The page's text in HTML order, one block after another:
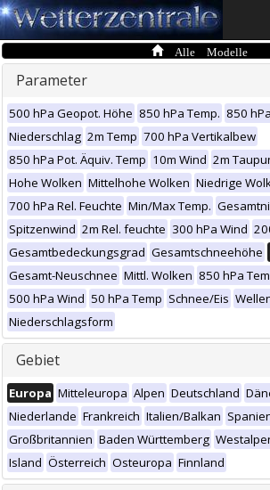
Alle Modelle
Parameter
500 hPa Geopot. Höhe 850 hPa Temp. 850
Niederschlag 2m Temp 700 hPa Vertikalbew
850 hPa Pot. Äquiv. Temp 10m Wind 2m
Hohe Wolken Mittelhohe Wolken Niedrige
700 hPa Rel. Feuchte Min/Max Temp.
Spitzenwind 2m Rel. feuchte 300 hPa Wind
Gesamtbedeckungsgrad Gesamtschneehöhe
Gesamt-Neuschnee Mittl. Wolken 850 hPa
500 hPa Wind 50 hPa Temp Schnee/Eis
Niederschlagsform
Gebiet
Europa Mitteleuropa Alpen Deutschland
Niederlande Frankreich Italien/Balkan
Großbritannien Baden Württemberg
Island Österreich Osteuropa Finnland